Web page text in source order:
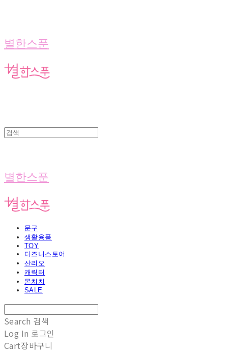
별한스푼
별한스푼
문구
생활용품
TOY
디즈니스토어
산리오
캐릭터
몬치치
SALE
Search 검색
Log In 로그인
Cart장바구니